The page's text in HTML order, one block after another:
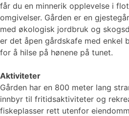
får du en minnerik opplevelse i
omgivelser. Gården er en
med økologisk jordbruk og
er det åpen gårdskafe med enkel
for å hilse på hønene på tunet.
Aktiviteter
Gården har en 800 meter lang
innbyr til fritidsaktiviteter og
fiskeplasser rett utenfor